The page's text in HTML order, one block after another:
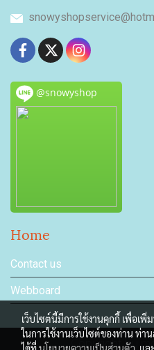
@snowyshop
Home
Contact us
Webboard
Copyright by
เว็บไซต์นี้มีการใช้งานคุกกี้ เพื่อเ
ในการใช้งานเว็บไซต์ของท่าน ท่า